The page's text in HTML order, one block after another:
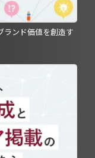
ランド価値を創造す